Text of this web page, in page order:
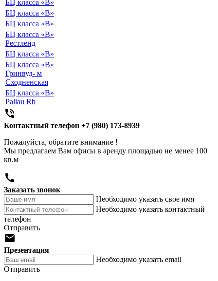
БЦ класса «B»
БЦ класса «B»
БЦ класса «B»
БЦ класса «B»
Рестленд
БЦ класса «B»
БЦ класса «B»
Гринвуд- м
Сходненская
БЦ класса «B»
Pallau Rb

Контактный телефон +7 (980) 173-8939
Пожалуйста, обратите внимание !
Мы предлагаем Вам офисы в аренду площадью не менее 100
кв.м

Заказать звонок
Необходимо указать свое имя
Необходимо указать контактный
телефон
Отправить

Презентация
Необходимо указать email
Отправить